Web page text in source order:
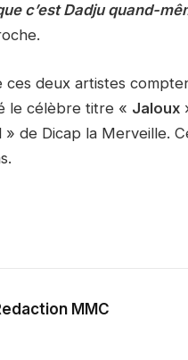
c’est Dadju quand-
ces deux artistes
le célèbre titre « Jaloux
» de Dicap la Merveille.
MMC